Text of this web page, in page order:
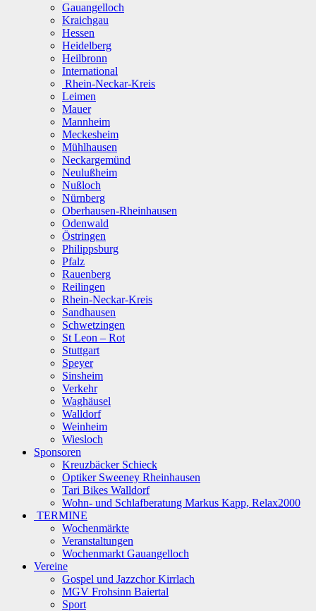
Gauangelloch
Kraichgau
Hessen
Heidelberg
Heilbronn
International
Rhein-Neckar-Kreis
Leimen
Mauer
Mannheim
Meckesheim
Mühlhausen
Neckargemünd
Neulußheim
Nußloch
Nürnberg
Oberhausen-Rheinhausen
Odenwald
Östringen
Philippsburg
Pfalz
Rauenberg
Reilingen
Rhein-Neckar-Kreis
Sandhausen
Schwetzingen
St Leon – Rot
Stuttgart
Speyer
Sinsheim
Verkehr
Waghäusel
Walldorf
Weinheim
Wiesloch
Sponsoren
Kreuzbäcker Schieck
Optiker Sweeney Rheinhausen
Tari Bikes Walldorf
Wohn- und Schlafberatung Markus Kapp, Relax2000
TERMINE
Wochenmärkte
Veranstaltungen
Wochenmarkt Gauangelloch
Vereine
Gospel und Jazzchor Kirrlach
MGV Frohsinn Baiertal
Sport